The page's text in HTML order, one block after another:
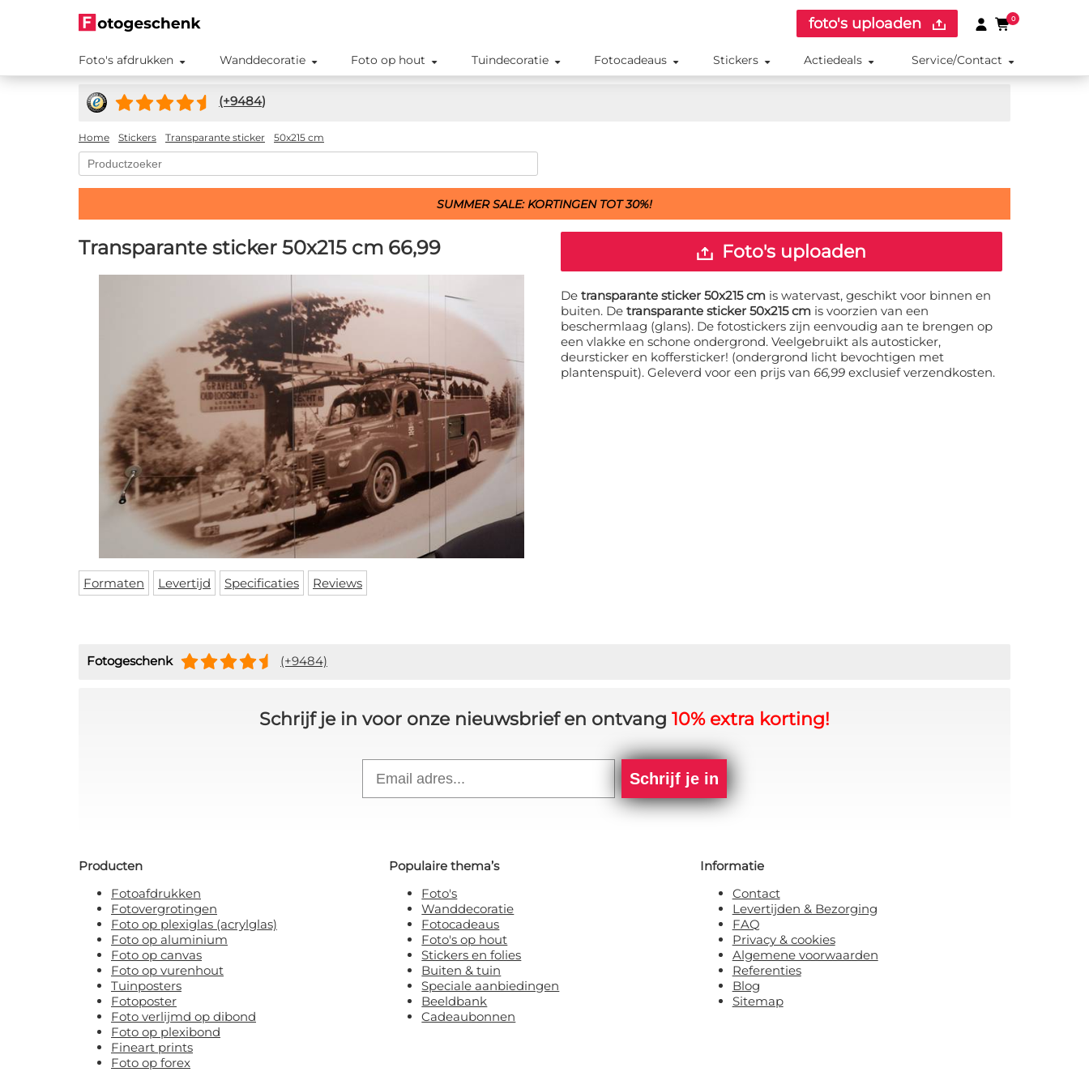
foto's uploaden 0
Foto's afdrukken Wanddecoratie Foto op hout Tuindecoratie Fotocadeaus Stickers Actiedeals Service/Contact
(+9484)
Home Stickers Transparante sticker 50x215 cm
SUMMER SALE: KORTINGEN TOT 30%!
Transparante sticker 50x215 cm 66,99
Formaten Levertijd Specificaties Reviews
Foto's uploaden
De transparante sticker 50x215 cm is watervast, geschikt voor binnen en
buiten. De transparante sticker 50x215 cm is voorzien van een
beschermlaag (glans). De fotostickers zijn eenvoudig aan te brengen op
een vlakke en schone ondergrond. Veelgebruikt als autosticker,
deursticker en koffersticker! (ondergrond licht bevochtigen met
plantenspuit). Geleverd voor een prijs van 66,99 exclusief verzendkosten.
Fotogeschenk (+9484)
Schrijf je in voor onze nieuwsbrief en ontvang 10% extra korting!
Schrijf je in
Producten
Fotoafdrukken
Fotovergrotingen
Foto op plexiglas (acrylglas)
Foto op aluminium
Foto op canvas
Foto op vurenhout
Tuinposters
Fotoposter
Foto verlijmd op dibond
Foto op plexibond
Fineart prints
Foto op forex
Populaire thema’s
Foto's
Wanddecoratie
Fotocadeaus
Foto's op hout
Stickers en folies
Buiten & tuin
Speciale aanbiedingen
Beeldbank
Cadeaubonnen
Informatie
Contact
Levertijden & Bezorging
FAQ
Privacy & cookies
Algemene voorwaarden
Referenties
Blog
Sitemap